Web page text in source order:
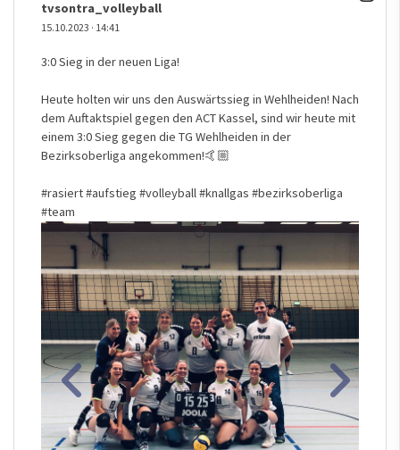
tvsontra_volleyball
15.10.2023 · 14:41
3:0 Sieg in der neuen Liga!
Heute holten wir uns den Auswärtssieg in Wehlheiden! Nach
dem Auftaktspiel gegen den ACT Kassel, sind wir heute mit
einem 3:0 Sieg gegen die TG Wehlheiden in der
Bezirksoberliga angekommen!🤙🏼
#rasiert#aufstieg #volleyball#knallgas #bezirksoberliga
#team